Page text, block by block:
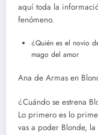
aquí toda la
fenómeno.
¿Quién es el novio
mago del amor
Ana de Armas en
¿Cuándo se estrena
Lo primero es lo
vas a poder Blonde,